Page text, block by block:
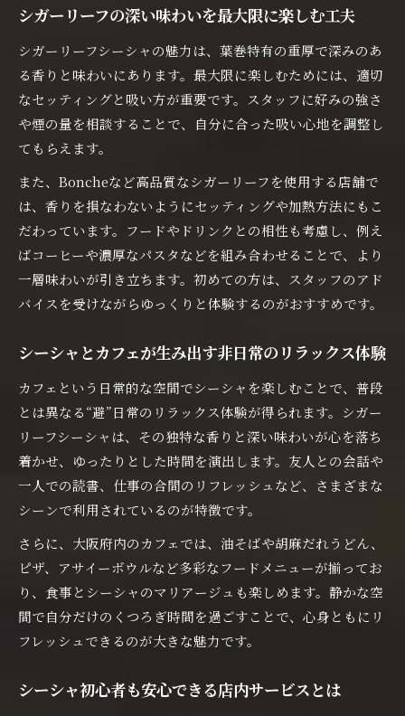
シガーリーフの深い味わいを最大限に楽しむ工夫
シガーリーフシーシャの魅力は、葉巻特有の重厚で深みのあ
る香りと味わいにあります。最大限に楽しむためには、適切
なセッティングと吸い方が重要です。スタッフに好みの強さ
や煙の量を相談することで、自分に合った吸い心地を調整し
てもらえます。
また、Boncheなど高品質なシガーリーフを使用する店舗で
は、香りを損なわないようにセッティングや加熱方法にもこ
だわっています。フードやドリンクとの相性も考慮し、例え
ばコーヒーや濃厚なパスタなどを組み合わせることで、より
一層味わいが引き立ちます。初めての方は、スタッフのアド
バイスを受けながらゆっくりと体験するのがおすすめです。
シーシャとカフェが生み出す非日常のリラックス体験
カフェという日常的な空間でシーシャを楽しむことで、普段
とは異なる“避”日常のリラックス体験が得られます。シガー
リーフシーシャは、その独特な香りと深い味わいが心を落ち
着かせ、ゆったりとした時間を演出します。友人との会話や
一人での読書、仕事の合間のリフレッシュなど、さまざまな
シーンで利用されているのが特徴です。
さらに、大阪府内のカフェでは、油そばや胡麻だれうどん、
ピザ、アサイーボウルなど多彩なフードメニューが揃ってお
り、食事とシーシャのマリアージュも楽しめます。静かな空
間で自分だけのくつろぎ時間を過ごすことで、心身ともにリ
フレッシュできるのが大きな魅力です。
シーシャ初心者も安心できる店内サービスとは